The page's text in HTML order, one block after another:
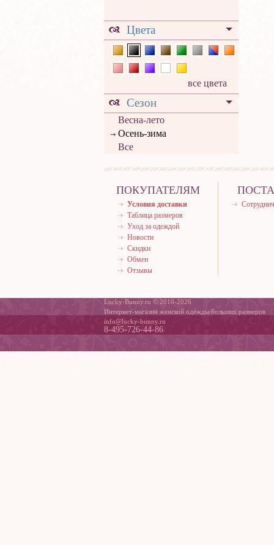
Цвета
все цвета
Сезон
Весна-лето
Осень-зима
Все
ПОКУПАТЕЛЯМ
Условия доставки
Таблица размеров
Уход за одеждой
Новости
Скидки
Обмен
Отзывы
Lucky-Bunny.ru © 2010-2026
Интернет-магазин женской одежды больших размеров
info@lucky-bunny.ru
8-495-726-44-86